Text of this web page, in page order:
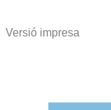
Versió impresa